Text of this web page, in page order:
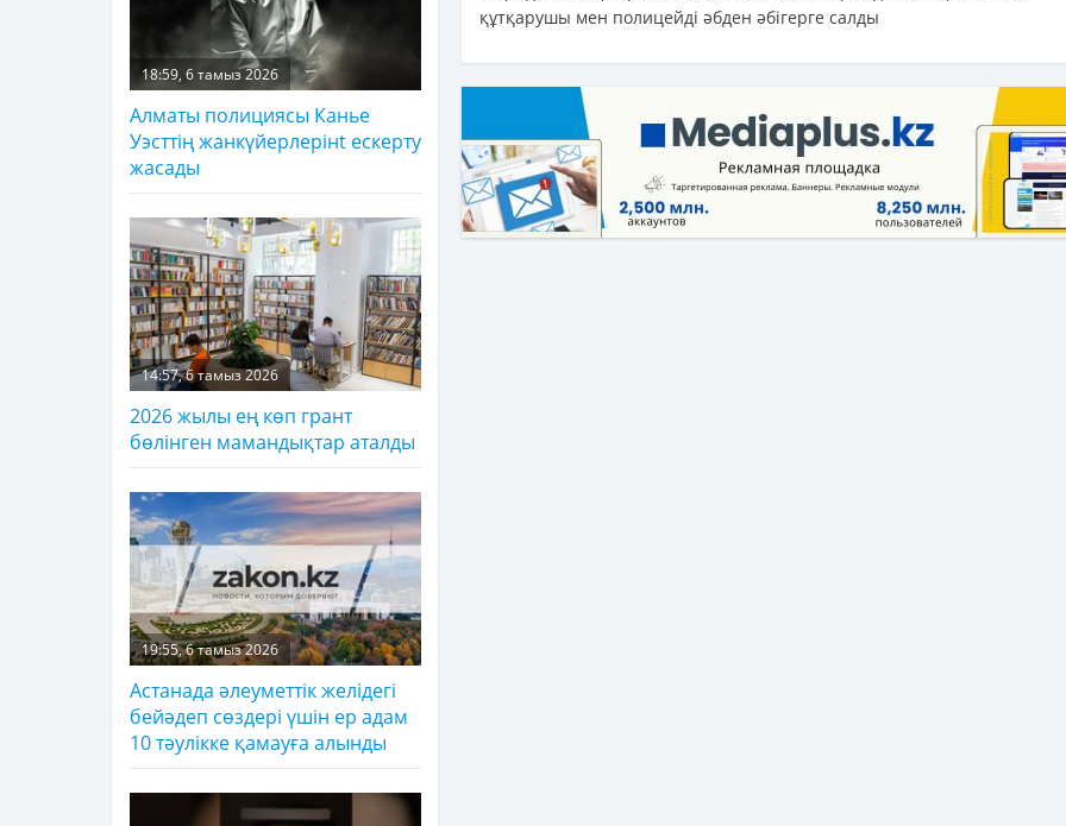
құтқарушы мен полицейді әбден әбігерге салды
18:59, 6 тамыз 2026
Алматы полициясы Канье
Уэсттің жанкүйерлерінt ескерту
жасады
14:57, 6 тамыз 2026
2026 жылы ең көп грант
бөлінген мамандықтар аталды
19:55, 6 тамыз 2026
Астанада әлеуметтік желідегі
бейәдеп сөздері үшін ер адам
10 тәулікке қамауға алынды